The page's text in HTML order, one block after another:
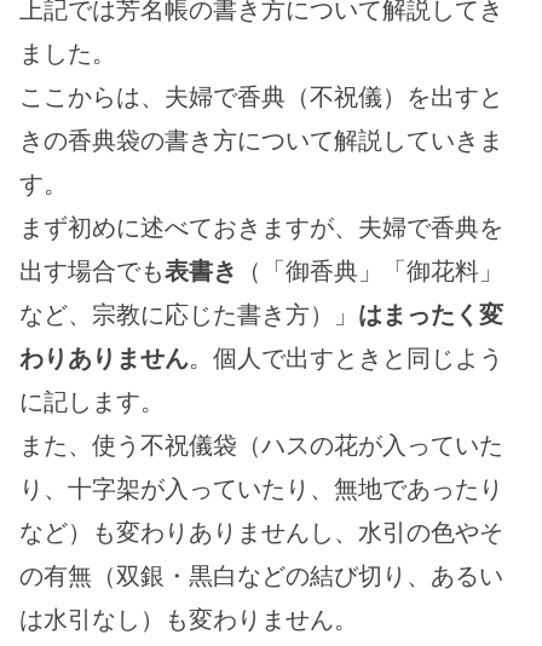
上記では芳名帳の書き方について解説してき
ました。
ここからは、夫婦で香典（不祝儀）を出すと
きの香典袋の書き方について解説していきま
す。
まず初めに述べておきますが、夫婦で香典を
出す場合でも表書き
（「御香典」「御花料」
など、宗教に応じた書き方）」 はまったく変
わりありません。個人で出すときと同じよう
に記します。
また、使う不祝儀袋（ハスの花が入っていた
り、十字架が入っていたり、無地であったり
など）も変わりありませんし、水引の色やそ
の有無（双銀・黒白などの結び切り、あるい
は水引なし）も変わりません。